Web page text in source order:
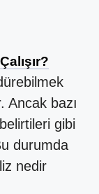
Ancak bazı
gibi
durumda
nedir